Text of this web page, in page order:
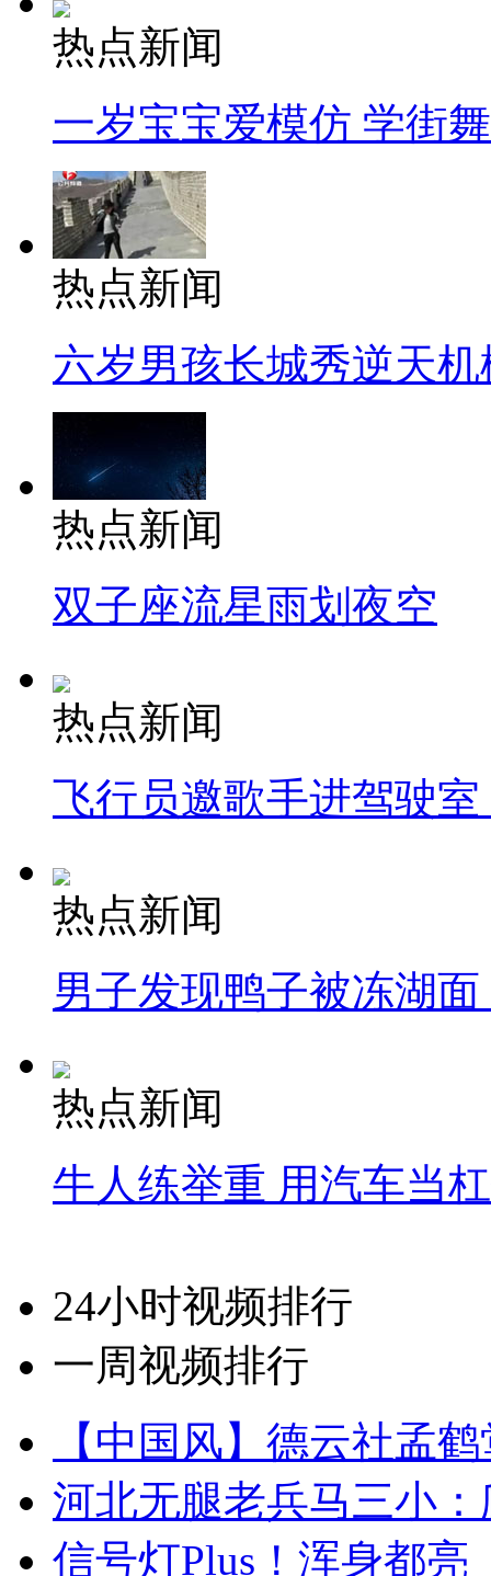
热点新闻
一岁宝宝爱模仿 学街
热点新闻
六岁男孩长城秀逆天机
热点新闻
双子座流星雨划夜空
热点新闻
飞行员邀歌手进驾驶
热点新闻
男子发现鸭子被冻湖
热点新闻
牛人练举重 用汽车当
24小时视频排行
一周视频排行
【中国风】德云社孟
河北无腿老兵马三小
信号灯Plus！浑身都亮